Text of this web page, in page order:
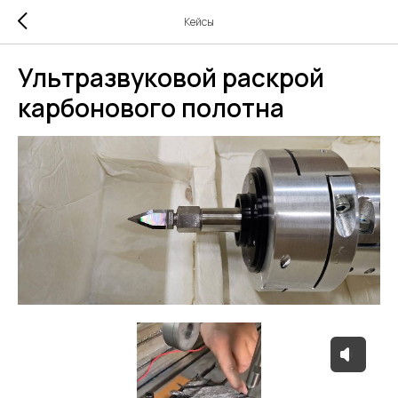
Кейсы
Ультразвуковой раскрой
карбонового полотна